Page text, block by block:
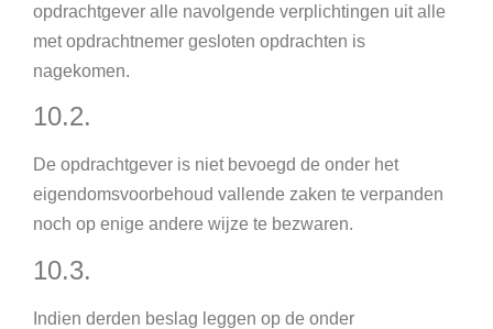
opdrachtgever alle navolgende verplichtingen uit alle
met opdrachtnemer gesloten opdrachten is
nagekomen.
10.2.
De opdrachtgever is niet bevoegd de onder het
eigendomsvoorbehoud vallende zaken te verpanden
noch op enige andere wijze te bezwaren.
10.3.
Indien derden beslag leggen op de onder